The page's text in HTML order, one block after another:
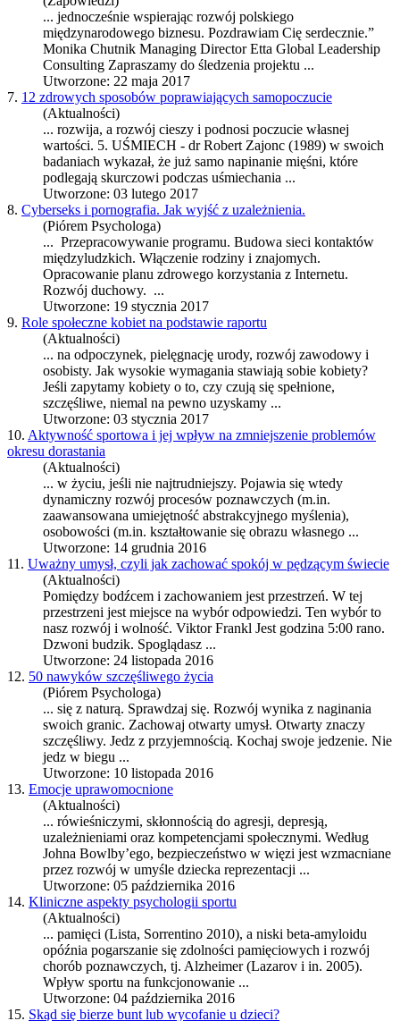
... jednocześnie wspierając rozwój polskiego
międzynarodowego biznesu. Pozdrawiam Cię serdecznie.”
Monika Chutnik Managing Director Etta Global Leadership
Consulting Zapraszamy do śledzenia projektu ...
Utworzone: 22 maja 2017
7. 12 zdrowych sposobów poprawiających samopoczucie
(Aktualności)
... rozwija, a rozwój cieszy i podnosi poczucie własnej
wartości. 5. UŚMIECH - dr Robert Zajonc (1989) w swoich
badaniach wykazał, że już samo napinanie mięśni, które
podlegają skurczowi podczas uśmiechania ...
Utworzone: 03 lutego 2017
8. Cyberseks i pornografia. Jak wyjść z uzależnienia.
(Piórem Psychologa)
... Przepracowywanie programu. Budowa sieci kontaktów
międzyludzkich. Włączenie rodziny i znajomych.
Opracowanie planu zdrowego korzystania z Internetu.
Rozwój duchowy. ...
Utworzone: 19 stycznia 2017
9. Role społeczne kobiet na podstawie raportu
(Aktualności)
... na odpoczynek, pielęgnację urody, rozwój zawodowy i
osobisty. Jak wysokie wymagania stawiają sobie kobiety?
Jeśli zapytamy kobiety o to, czy czują się spełnione,
szczęśliwe, niemal na pewno uzyskamy ...
Utworzone: 03 stycznia 2017
10. Aktywność sportowa i jej wpływ na zmniejszenie problemów
okresu dorastania
(Aktualności)
... w życiu, jeśli nie najtrudniejszy. Pojawia się wtedy
dynamiczny rozwój procesów poznawczych (m.in.
zaawansowana umiejętność abstrakcyjnego myślenia),
osobowości (m.in. kształtowanie się obrazu własnego ...
Utworzone: 14 grudnia 2016
11. Uważny umysł, czyli jak zachować spokój w pędzącym świecie
(Aktualności)
Pomiędzy bodźcem i zachowaniem jest przestrzeń. W tej
przestrzeni jest miejsce na wybór odpowiedzi. Ten wybór to
nasz rozwój i wolność. Viktor Frankl Jest godzina 5:00 rano.
Dzwoni budzik. Spoglądasz ...
Utworzone: 24 listopada 2016
12. 50 nawyków szczęśliwego życia
(Piórem Psychologa)
... się z naturą. Sprawdzaj się. Rozwój wynika z naginania
swoich granic. Zachowaj otwarty umysł. Otwarty znaczy
szczęśliwy. Jedz z przyjemnością. Kochaj swoje jedzenie. Nie
jedz w biegu ...
Utworzone: 10 listopada 2016
13. Emocje uprawomocnione
(Aktualności)
... rówieśniczymi, skłonnością do agresji, depresją,
uzależnieniami oraz kompetencjami społecznymi. Według
Johna Bowlby’ego, bezpieczeństwo w więzi jest wzmacniane
przez rozwój w umyśle dziecka reprezentacji ...
Utworzone: 05 października 2016
14. Kliniczne aspekty psychologii sportu
(Aktualności)
... pamięci (Lista, Sorrentino 2010), a niski beta-amyloidu
opóźnia pogarszanie się zdolności pamięciowych i rozwój
chorób poznawczych, tj. Alzheimer (Lazarov i in. 2005).
Wpływ sportu na funkcjonowanie ...
Utworzone: 04 października 2016
15. Skąd się bierze bunt lub wycofanie u dzieci?